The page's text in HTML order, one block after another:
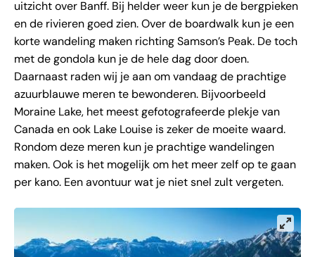
uitzicht over Banff. Bij helder weer kun je de bergpieken
en de rivieren goed zien. Over de boardwalk kun je een
korte wandeling maken richting Samson’s Peak. De toch
met de gondola kun je de hele dag door doen.
Daarnaast raden wij je aan om vandaag de prachtige
azuurblauwe meren te bewonderen. Bijvoorbeeld
Moraine Lake, het meest gefotografeerde plekje van
Canada en ook Lake Louise is zeker de moeite waard.
Rondom deze meren kun je prachtige wandelingen
maken. Ook is het mogelijk om het meer zelf op te gaan
per kano. Een avontuur wat je niet snel zult vergeten.